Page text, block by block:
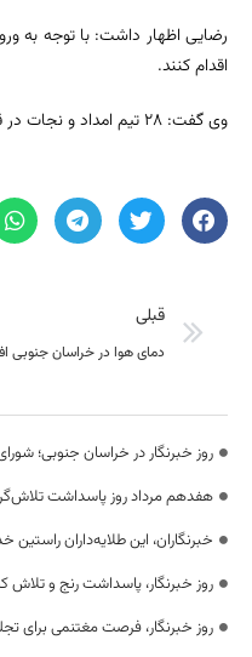
رضایی اظهار داشت: با توجه به
اقدام کنند.
وی گفت: ۲۸ تیم امداد و نجات در قالب ۶۹ نفر در این مدت نسبت به امدادرسانی اقدام کردند.
قبلی
دمای هوا در خراسان جنوبی
روز خبرنگار در خراسان جنوبی؛
هفدهم مرداد روز پاسداشت
خبرنگاران، این طلایه‌داران
روز خبرنگار، پاسداشت رنج و
روز خبرنگار، فرصت مغتنمی برای